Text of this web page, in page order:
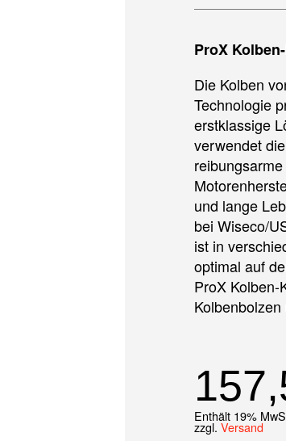
ProX
Die Kolben
Technologie
erstklassige
verwendet
und lange
bei Wiseco/
ist in
optimal auf
ProX Kolben-
Enthält 19%
zzgl.Versand